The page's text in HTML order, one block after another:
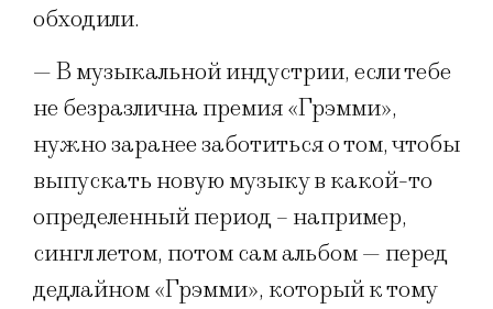
обходили.
— В музыкальной индустрии, если тебе
не безразлична премия «Грэмми»,
нужно заранее заботиться о том, чтобы
выпускать новую музыку в какой-то
определенный период – например,
сингл летом, потом сам альбом — перед
дедлайном «Грэмми», который к тому